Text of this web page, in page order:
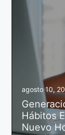
agosto 10,
Hábitos
Nuevo